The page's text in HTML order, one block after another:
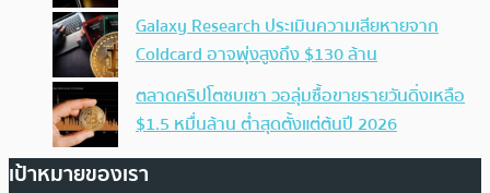
Galaxy Research ประเมินความเสียหายจาก
Coldcard อาจพุ่งสูงถึง $130 ล้าน
ตลาดคริปโตซบเซา วอลุ่มซื้อขายรายวันดิ่งเหลือ
$1.5 หมื่นล้าน ต่ำสุดตั้งแต่ต้นปี 2026
เป้าหมายของเรา